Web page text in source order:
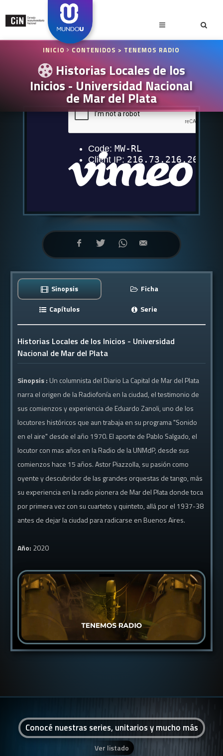
INICIO CONTENIDOS > TENEMOS RADIO
Historias Locales de los
Inicios - Universidad Nacional
de Mar del Plata
Sinopsis
Ficha
Capítulos
Serie
Historias Locales de los Inicios - Universidad
Nacional de Mar del Plata
Sinopsis : Un columnista del Diario La Capital de Mar del Plata
narra el origen de la Radiofonía en la ciudad, el testimonio de
sus comienzos y experiencia de Eduardo Zanoli, uno de los
locutores históricos que aun trabaja en su programa "Sonido
en el aire" desde el año 1970. El aporte de Pablo Salgado, el
locutor con mas años en la Radio de la UNMdP, desde sus
comienzos hace 15 años. Astor Piazzolla, su pasión como
oyente y descubridor de las grandes orquestas de tango, más
su experiencia en la radio pionera de Mar del Plata donde toca
por primera vez con su cuarteto y quinteto, allá por el 1937-38
antes de dejar la ciudad para radicarse en Buenos Aires.
Año: 2020
Conocé nuestras series, unitarios y mucho más
Ver listado